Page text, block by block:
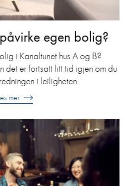
egen bolig?
i Kanaltunet hus A og B?
det er fortsatt litt tid igjen om du
i leiligheten.
mer